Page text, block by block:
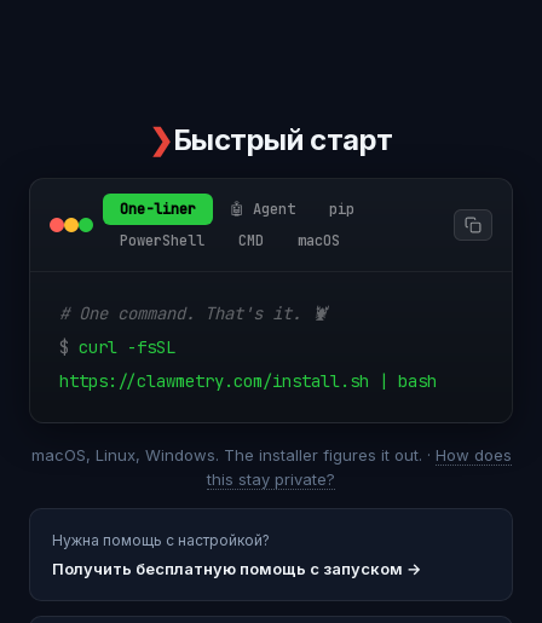
❯Быстрый старт
One-liner 🤖 Agent
pip
PowerShell
CMD macOS
# One command. That's it. 🦞
$ curl -fsSL
https://clawmetry.com/install.sh | bash
macOS, Linux, Windows. The installer figures it out. · How does
this stay private?
Нужна помощь с настройкой?
Получить бесплатную помощь с запуском →